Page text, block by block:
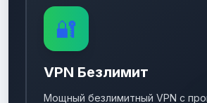
🔐
VPN Безлимит
Мощный безлимитный VPN с